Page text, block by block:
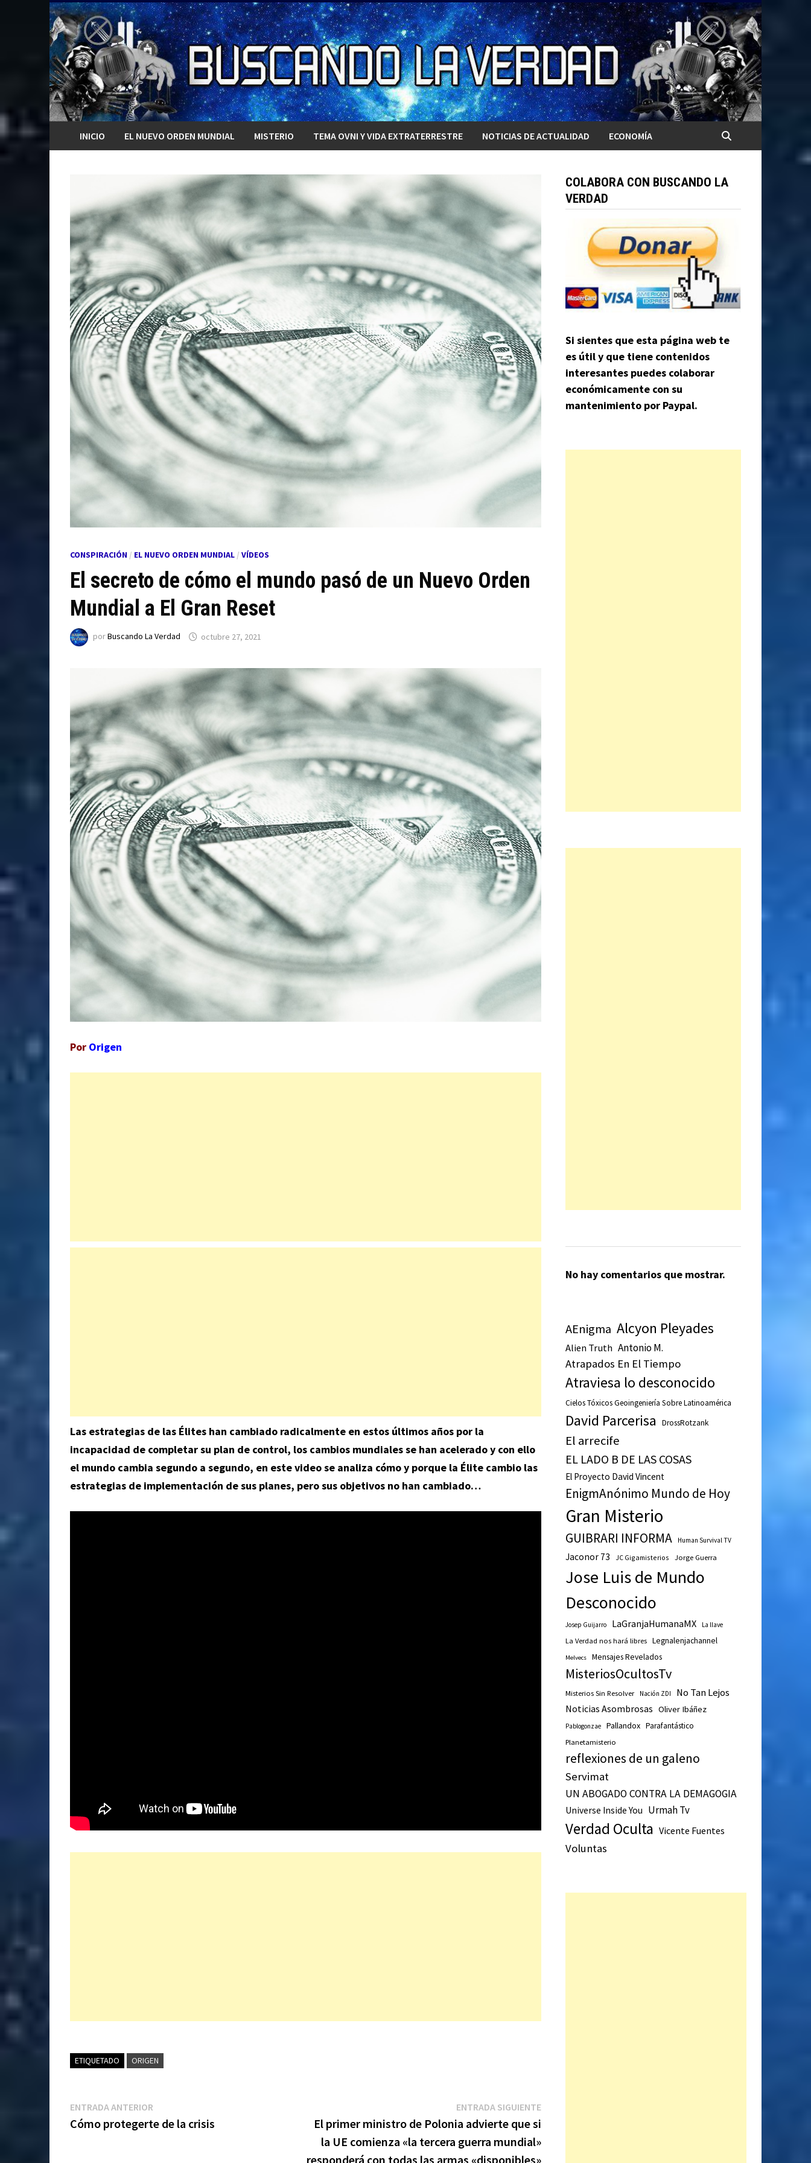
Saltar
al
contenido
INICIO EL NUEVO ORDEN MUNDIAL MISTERIO TEMA OVNI Y VIDA EXTRATERRESTRE NOTICIAS DE ACTUALIDAD ECONOMÍA
CONSPIRACIÓN/ EL NUEVO ORDEN MUNDIAL/ VÍDEOS
El secreto de cómo el mundo pasó de un Nuevo Orden
Mundial a El Gran Reset
porBuscando La Verdad octubre 27, 2021
Por Origen
Las estrategias de las Élites han cambiado radicalmente en estos últimos años por la
incapacidad de completar su plan de control, los cambios mundiales se han acelerado y con ello
el mundo cambia segundo a segundo, en este video se analiza cómo y porque la Élite cambio las
estrategias de implementación de sus planes, pero sus objetivos no han cambiado…
ETIQUETADO ORIGEN
Navegación
de
ENTRADA ANTERIOREntrada
anterior:
Cómo protegerte de la crisis
ENTRADA SIGUIENTEEntrada
siguiente:
El primer ministro de Polonia advierte que si
la UE comienza «la tercera guerra mundial»
responderá con todas las armas «disponibles»
COLABORA CON BUSCANDO LA
VERDAD
Si sientes que esta página web te
es útil y que tiene contenidos
interesantes puedes colaborar
económicamente con su
mantenimiento por Paypal.
No hay comentarios que mostrar.
AEnigma Alcyon Pleyades
Alien Truth Antonio M.
Atrapados En El Tiempo
Atraviesa lo desconocido
Cielos Tóxicos Geoingeniería Sobre Latinoamérica
David Parcerisa DrossRotzank
El arrecife
EL LADO B DE LAS COSAS
El Proyecto David Vincent
EnigmAnónimo Mundo de Hoy
Gran Misterio
GUIBRARI INFORMA Human Survival TV
Jaconor 73 JC Gigamisterios Jorge Guerra
Jose Luis de Mundo
Desconocido
Josep Guijarro LaGranjaHumanaMX La llave
La Verdad nos hará libres Legnalenjachannel
Melvecs Mensajes Revelados
MisteriosOcultosTv
Misterios Sin Resolver Nación ZDI No Tan Lejos
Noticias Asombrosas Oliver Ibáñez
Pablogonzae Pallandox Parafantástico
Planetamisterio
reflexiones de un galeno
Servimat
UN ABOGADO CONTRA LA DEMAGOGIA
Universe Inside You Urmah Tv
Verdad Oculta Vicente Fuentes
Voluntas